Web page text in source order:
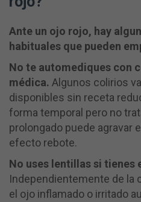
Ante un ojo rojo, hay
habituales que pueden
No te automediques con
médica. Algunos colirios
disponibles sin receta
forma temporal pero no
prolongado puede agravar
efecto rebote.
No uses lentillas si tienes
Independientemente de la
el ojo inflamado o irritado